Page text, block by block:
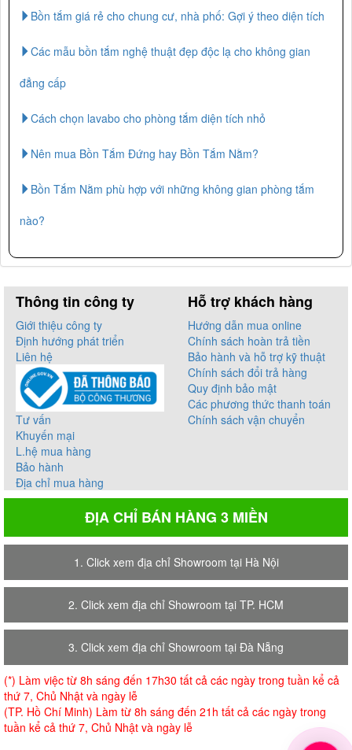
Bồn tắm giá rẻ cho chung cư, nhà phố: Gợi ý theo diện tích
Các mẫu bồn tắm nghệ thuật đẹp độc lạ cho không gian
đẳng cấp
Cách chọn lavabo cho phòng tắm diện tích nhỏ
Nên mua Bồn Tắm Đứng hay Bồn Tắm Nằm?
Bồn Tắm Nằm phù hợp với những không gian phòng tắm
nào?
Thông tin công ty
Giới thiệu công ty
Định hướng phát triển
Liên hệ
Tư vấn
Khuyến mại
L.hệ mua hàng
Bảo hành
Địa chỉ mua hàng
Hỗ trợ khách hàng
Hướng dẫn mua online
Chính sách hoàn trả tiền
Bảo hành và hỗ trợ kỹ thuật
Chính sách đổi trả hàng
Quy định bảo mật
Các phương thức thanh toán
Chính sách vận chuyển
ĐỊA CHỈ BÁN HÀNG 3 MIỀN
1. Click xem địa chỉ Showroom tại Hà Nội
2. Click xem địa chỉ Showroom tại TP. HCM
3. Click xem địa chỉ Showroom tại Đà Nẵng
(*) Làm việc từ 8h sáng đến 17h30 tất cả các ngày trong tuần kể cả
thứ 7, Chủ Nhật và ngày lễ
(TP. Hồ Chí Minh) Làm từ 8h sáng đến 21h tất cả các ngày trong
tuần kể cả thứ 7, Chủ Nhật và ngày lễ